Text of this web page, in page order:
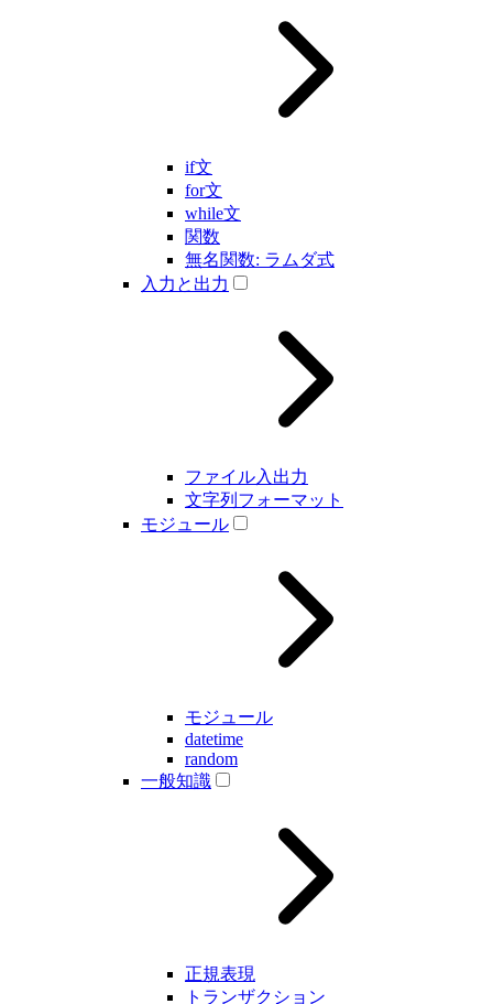
if文
for文
while文
関数
無名関数: ラムダ式
入力と出力
ファイル入出力
文字列フォーマット
モジュール
モジュール
datetime
random
一般知識
正規表現
トランザクション